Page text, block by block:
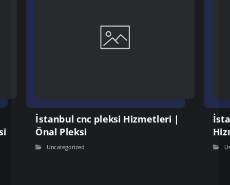
İstanbul cnc pleksi Hizmetleri |
Önal Pleksi
Uncategorized